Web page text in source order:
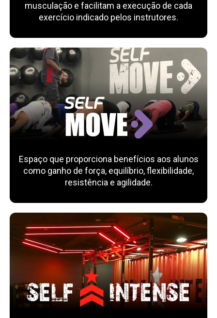
musculação e facilitam a execução de cada
exercício indicado pelos instrutores.
Espaço que proporciona benefícios aos alunos
como ganho de força, equilíbrio, flexibilidade,
resistência e agilidade.